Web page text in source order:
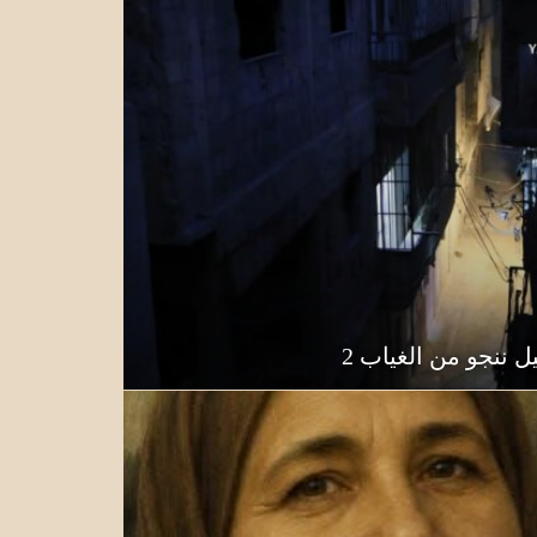
ننجو من الغياب 2
أحمد ديب منصور (أبوحازم )